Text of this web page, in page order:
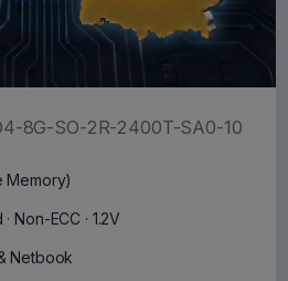
8G-SO-2R-2400T-SA0-10
Memory)
Non-ECC · 1.2V
Netbook